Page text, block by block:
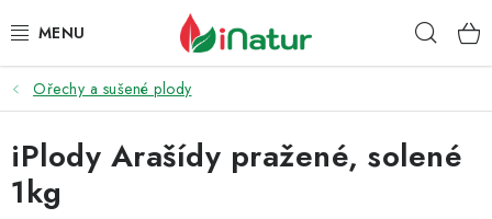
na
POTRAVINY
OŘECHY A SUŠENÉ PLODY
SNACKY
Ořechy a sušené plody
iPlody Arašídy pražené, solené
1kg